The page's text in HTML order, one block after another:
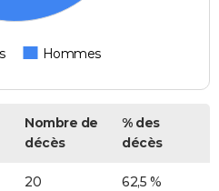
Hommes
Nombre de
décès
% des
décès
20 62,5 %